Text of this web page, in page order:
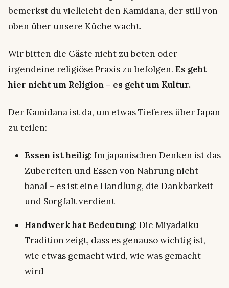
bemerkst du vielleicht den Kamidana, der still von
oben über unsere Küche wacht.
Wir bitten die Gäste nicht zu beten oder
irgendeine religiöse Praxis zu befolgen. Es geht
hier nicht um Religion – es geht um Kultur.
Der Kamidana ist da, um etwas Tieferes über Japan
zu teilen:
Essen ist heilig: Im japanischen Denken ist das
Zubereiten und Essen von Nahrung nicht
banal – es ist eine Handlung, die Dankbarkeit
und Sorgfalt verdient
Handwerk hat Bedeutung: Die Miyadaiku-
Tradition zeigt, dass es genauso wichtig ist,
wie etwas gemacht wird, wie was gemacht
wird